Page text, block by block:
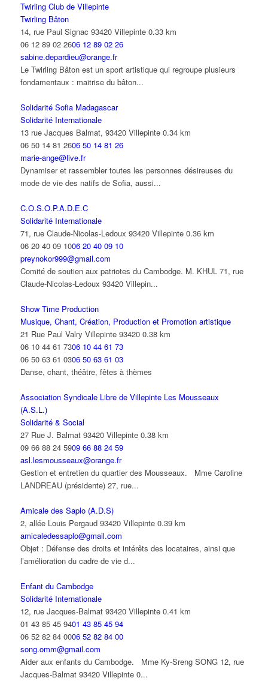
Twirling Club de Villepinte
Twirling Bâton
14, rue Paul Signac 93420 Villepinte 0.33 km
06 12 89 02 2606 12 89 02 26
sabine.depardieu@orange.fr
Le Twirling Bâton est un sport artistique qui regroupe plusieurs
fondamentaux : maitrise du bâton...
Solidarité Sofia Madagascar
Solidarité Internationale
13 rue Jacques Balmat, 93420 Villepinte 0.34 km
06 50 14 81 2606 50 14 81 26
marie-ange@live.fr
Dynamiser et rassembler toutes les personnes désireuses du
mode de vie des natifs de Sofia, aussi...
C.O.S.O.P.A.D.E.C
Solidarité Internationale
71, rue Claude-Nicolas-Ledoux 93420 Villepinte 0.36 km
06 20 40 09 1006 20 40 09 10
preynokor999@gmail.com
Comité de soutien aux patriotes du Cambodge. M. KHUL 71, rue
Claude-Nicolas-Ledoux 93420 Villepin...
Show Time Production
Musique, Chant, Création, Production et Promotion artistique
21 Rue Paul Valry Villepinte 93420 0.38 km
06 10 44 61 7306 10 44 61 73
06 50 63 61 0306 50 63 61 03
Danse, chant, théâtre, fêtes à thèmes
Association Syndicale Libre de Villepinte Les Mousseaux
(A.S.L.)
Solidarité & Social
27 Rue J. Balmat 93420 Villepinte 0.38 km
09 66 88 24 5909 66 88 24 59
asl.lesmousseaux@orange.fr
Gestion et entretien du quartier des Mousseaux. Mme Caroline
LANDREAU (présidente) 27, rue...
Amicale des Saplo (A.D.S)
2, allée Louis Pergaud 93420 Villepinte 0.39 km
amicaledessaplo@gmail.com
Objet : Défense des droits et intérêts des locataires, ainsi que
l’amélioration du cadre de vie d...
Enfant du Cambodge
Solidarité Internationale
12, rue Jacques-Balmat 93420 Villepinte 0.41 km
01 43 85 45 9401 43 85 45 94
06 52 82 84 0006 52 82 84 00
song.omm@gmail.com
Aider aux enfants du Cambodge. Mme Ky-Sreng SONG 12, rue
Jacques-Balmat 93420 Villepinte 0...